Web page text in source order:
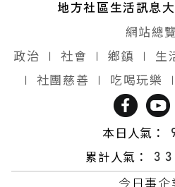
地方社區生活訊息
網站總
政治 ∣ 社會 ∣ 鄉鎮 ∣ 生
∣ 社團慈善 ∣ 吃喝玩樂 ∣
本日人氣：
累計人氣：
今日事企